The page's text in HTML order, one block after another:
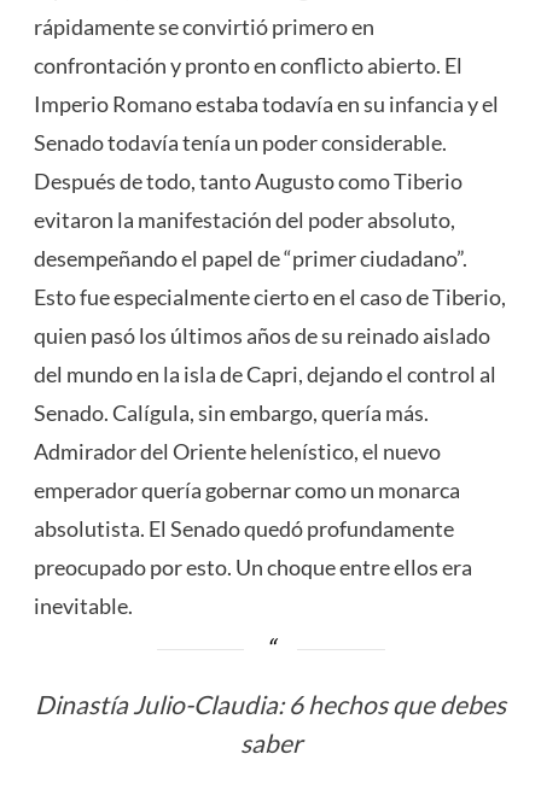
rápidamente se convirtió primero en
confrontación y pronto en conflicto abierto. El
Imperio Romano estaba todavía en su infancia y el
Senado todavía tenía un poder considerable.
Después de todo, tanto Augusto como Tiberio
evitaron la manifestación del poder absoluto,
desempeñando el papel de “primer ciudadano”.
Esto fue especialmente cierto en el caso de Tiberio,
quien pasó los últimos años de su reinado aislado
del mundo en la isla de Capri, dejando el control al
Senado. Calígula, sin embargo, quería más.
Admirador del Oriente helenístico, el nuevo
emperador quería gobernar como un monarca
absolutista. El Senado quedó profundamente
preocupado por esto. Un choque entre ellos era
inevitable.
Dinastía Julio-Claudia: 6 hechos que debes
saber